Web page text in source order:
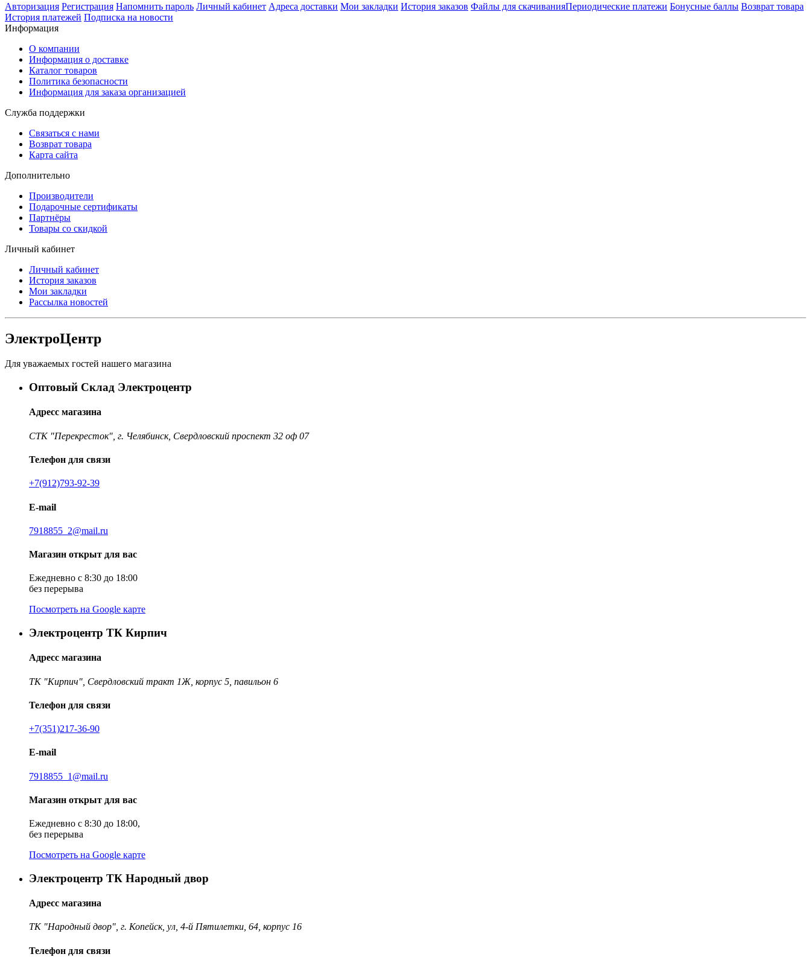
Авторизация Регистрация Напомнить пароль Личный кабинет Адреса доставки Мои закладки История заказов Файлы для скачиванияПериодические платежи Бонусные баллы Возврат товара
История платежей Подписка на новости
Информация
О компании
Информация о доставке
Каталог товаров
Политика безопасности
Информация для заказа организацией
Служба поддержки
Связаться с нами
Возврат товара
Карта сайта
Дополнительно
Производители
Подарочные сертификаты
Партнёры
Товары со скидкой
Личный кабинет
Личный кабинет
История заказов
Мои закладки
Рассылка новостей
ЭлектроЦентр
Для уважаемых гостей нашего магазина
Оптовый Склад Электроцентр
Адресс магазина
СТК "Перекресток", г. Челябинск, Свердловский проспект 32 оф 07
Телефон для связи
+7(912)793-92-39
E-mail
7918855_2@mail.ru
Магазин открыт для вас
Ежедневно с 8:30 до 18:00
без перерыва
Посмотреть на Google карте
Электроцентр ТК Кирпич
Адресс магазина
ТК "Кирпич", Свердловский тракт 1Ж, корпус 5, павильон 6
Телефон для связи
+7(351)217-36-90
E-mail
7918855_1@mail.ru
Магазин открыт для вас
Ежедневно с 8:30 до 18:00,
без перерыва
Посмотреть на Google карте
Электроцентр ТК Народный двор
Адресс магазина
ТК "Народный двор", г. Копейск, ул, 4-й Пятилетки, 64, корпус 16
Телефон для связи